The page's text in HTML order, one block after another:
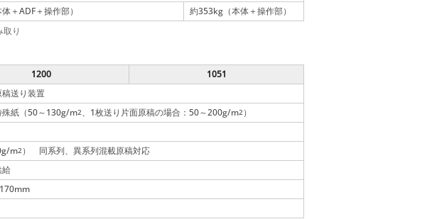
＋ADF＋操作部）
約353kg（本体＋操作部）
り
1200
1051
送り装置
殊紙（50～130g/m2、1枚送り片面原稿の場合：50～200g/m2 ）
m2 ） 同系列、異系列混載原稿対応
給
170mm